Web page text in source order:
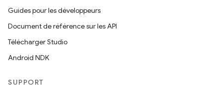
Guides pour les développeurs
Document de référence sur les API
Télécharger Studio
Android NDK
SUPPORT